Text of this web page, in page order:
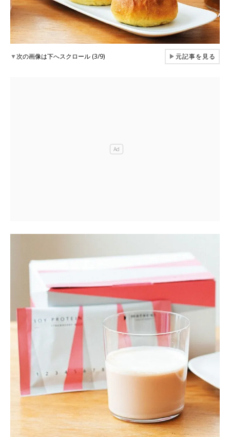
▼次の画像は下へスクロール (3/9) ▶元記事を見る